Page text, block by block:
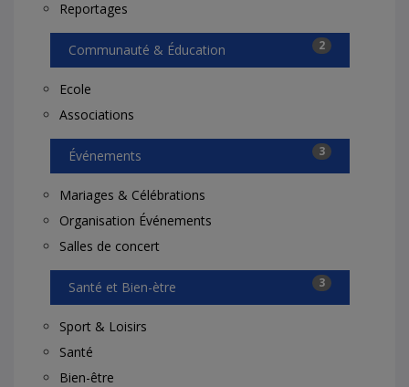
Reportages
2
Communauté & Éducation
Ecole
Associations
3
Événements
Mariages & Célébrations
Organisation Événements
Salles de concert
3
Santé et Bien-ètre
Sport & Loisirs
Santé
Bien-être